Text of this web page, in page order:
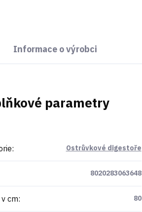
Informace o výrobci
parametry
: Ostrůvkové digestoře
8020283063648
cm: 80